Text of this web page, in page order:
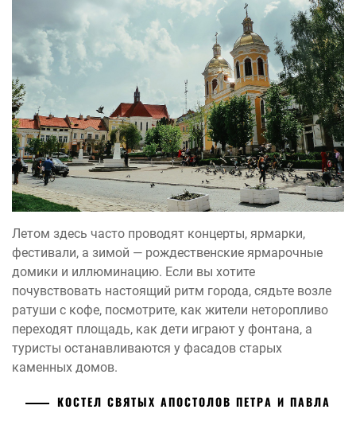
Летом здесь часто проводят концерты, ярмарки,
фестивали, а зимой — рождественские ярмарочные
домики и иллюминацию. Если вы хотите
почувствовать настоящий ритм города, сядьте возле
ратуши с кофе, посмотрите, как жители неторопливо
переходят площадь, как дети играют у фонтана, а
туристы останавливаются у фасадов старых
каменных домов.
КОСТЕЛ СВЯТЫХ АПОСТОЛОВ ПЕТРА И ПАВЛА